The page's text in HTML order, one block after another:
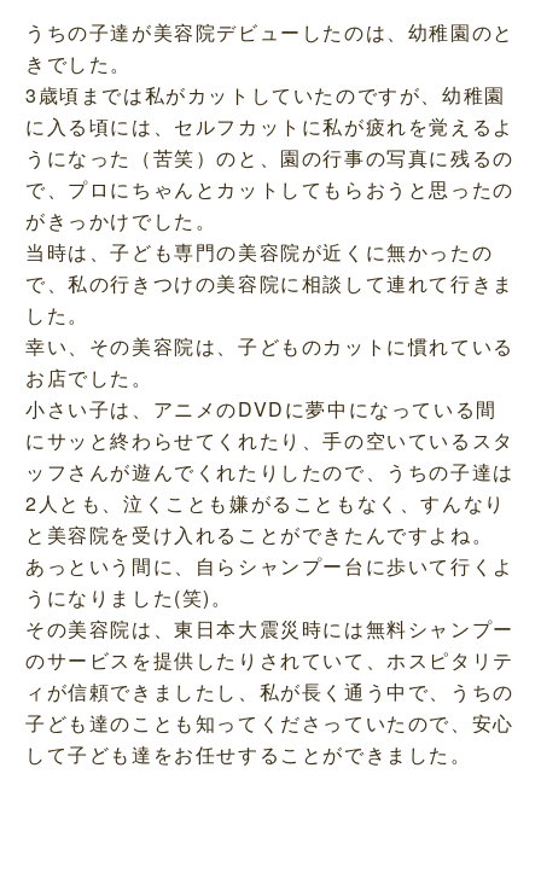
うちの子達が美容院デビューしたのは、幼稚園のと
きでした。
3歳頃までは私がカットしていたのですが、幼稚園
に入る頃には、セルフカットに私が疲れを覚えるよ
うになった（苦笑）のと、園の行事の写真に残るの
で、プロにちゃんとカットしてもらおうと思ったの
がきっかけでした。
当時は、子ども専門の美容院が近くに無かったの
で、私の行きつけの美容院に相談して連れて行きま
した。
幸い、その美容院は、子どものカットに慣れている
お店でした。
小さい子は、アニメのDVDに夢中になっている間
にサッと終わらせてくれたり、手の空いているスタ
ッフさんが遊んでくれたりしたので、うちの子達は
2人とも、泣くことも嫌がることもなく、すんなり
と美容院を受け入れることができたんですよね。
あっという間に、自らシャンプー台に歩いて行くよ
うになりました(笑)。
その美容院は、東日本大震災時には無料シャンプー
のサービスを提供したりされていて、ホスピタリテ
ィが信頼できましたし、私が長く通う中で、うちの
子ども達のことも知ってくださっていたので、安心
して子ども達をお任せすることができました。